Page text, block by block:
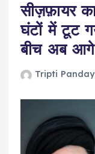
सीज़फ़ायर
घंटों में टूट
बीच अब आगे
Tripti Panday